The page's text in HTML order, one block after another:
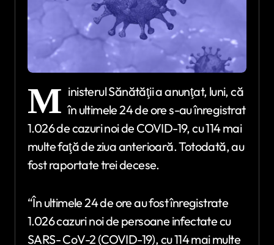
M inisterul Sănătăţii a anunţat, luni, că
în ultimele 24 de ore s-au înregistrat
1.026 de cazuri noi de COVID-19, cu 114 mai
multe faţă de ziua anterioară. Totodată, au
fost raportate trei decese.
“În ultimele 24 de ore au fost înregistrate
1.026 cazuri noi de persoane infectate cu
SARS- CoV-2 (COVID-19), cu 114 mai multe